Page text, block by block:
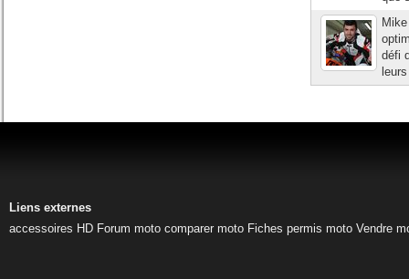
défi
Liens externes
accessoires HD Forum moto comparer moto Fiches permis moto Vendre